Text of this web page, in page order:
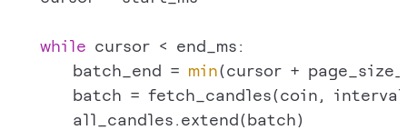
while cursor < end_ms:
        batch_end =
min(cursor +
batch = fetch_candles(coin,
        all_candles.extend(batch)